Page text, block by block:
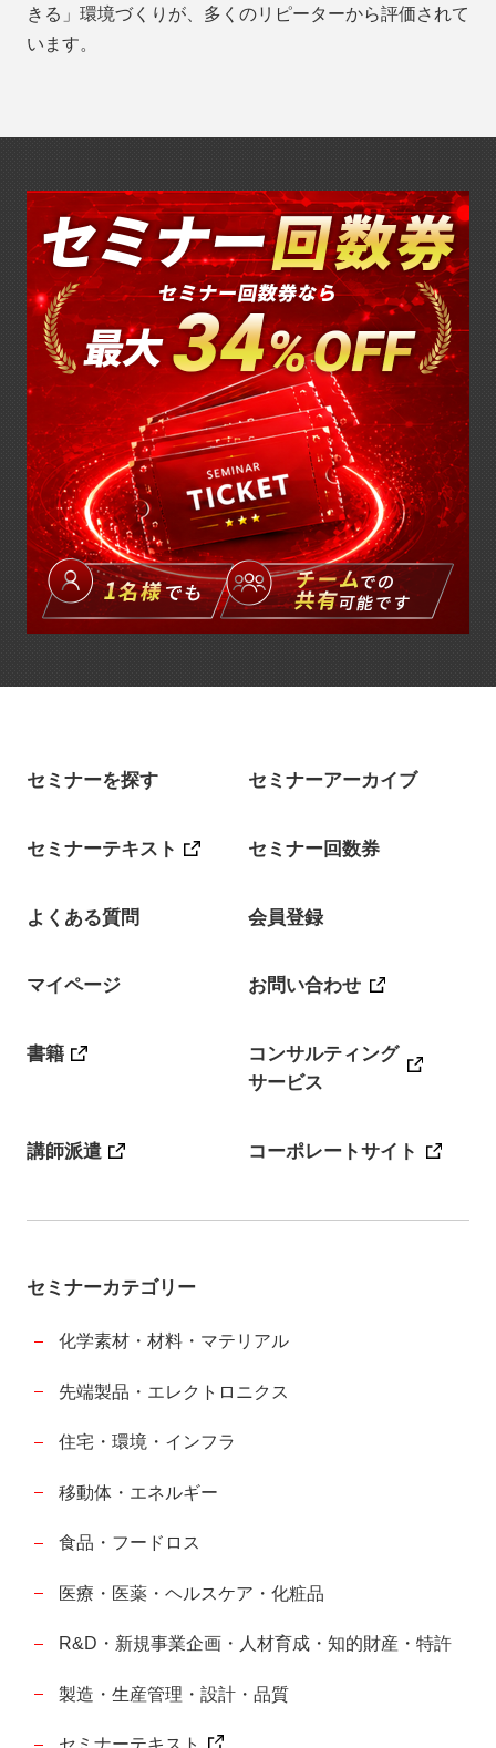
きる」環境づくりが、多くのリピーターから評価されて
います。
セミナーを探す セミナーアーカイブ
セミナーテキスト セミナー回数券
よくある質問 会員登録
マイページ お問い合わせ
書籍
コンサルティング
サービス
講師派遣 コーポレートサイト
セミナーカテゴリー
化学素材・材料・マテリアル
先端製品・エレクトロニクス
住宅・環境・インフラ
移動体・エネルギー
食品・フードロス
医療・医薬・ヘルスケア・化粧品
R&D・新規事業企画・人材育成・知的財産・特許
製造・生産管理・設計・品質